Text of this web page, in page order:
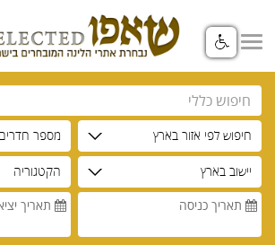
חיפוש לפי אזור בארץ מספר חדרים
יישוב בארץ
הקטגוריה
תאריך כניסה
תאריך